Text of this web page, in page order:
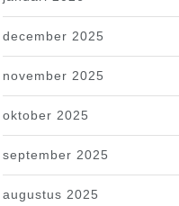
december 2025
november 2025
oktober 2025
september 2025
augustus 2025